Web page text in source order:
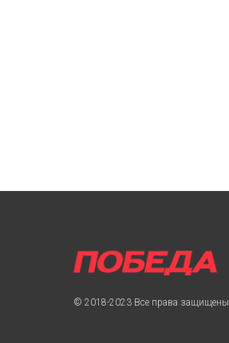
© 2018-2023 Все права защищены